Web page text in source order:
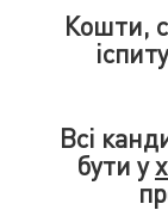
Кошти,
Всі
бути у